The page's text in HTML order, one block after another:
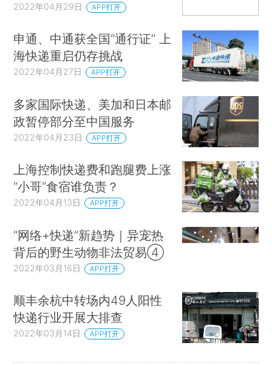
2022年04月29日 APP打开
申通、中通获全国“通行证” 上
海快递重启仍存挑战
2022年04月27日 APP打开
多家国际快递、美加和日本邮
政暂停部分至中国服务
2022年04月23日 APP打开
上海控制快递费和跑腿费上涨
“小哥”食宿谁负责？
2022年04月13日 APP打开
“网络+快递”新趋势｜异宠热
背后的野生动物非法贸易④
2022年03月16日 APP打开
顺丰余杭中转场内49人阳性
快递行业开展大排查
2022年03月14日 APP打开